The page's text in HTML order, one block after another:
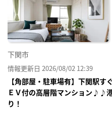
下関市
情報更新日 2026/08/02 12:39
【角部屋・駐車場有】下関駅
ＥＶ付の高層階マンション♪♪
り！